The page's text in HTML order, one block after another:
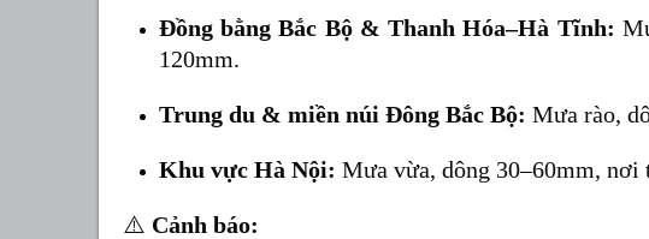
Đồng bằng Bắc Bộ & Thanh Hóa–Hà Tĩnh:
120mm.
Trung du & miền núi Đông Bắc Bộ: Mưa rào,
Khu vực Hà Nội: Mưa vừa, dông 30–60mm, nơi
⚠️ Cảnh báo: